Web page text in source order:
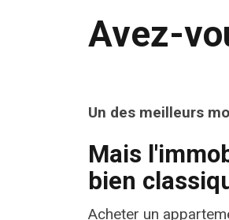
Avez-
Un des meilleurs
Mais
bien
Acheter un